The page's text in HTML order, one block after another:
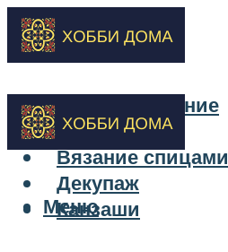
Бисероплетение
Вышивка
Вязание спицами
Декупаж
Канзаши
Меню